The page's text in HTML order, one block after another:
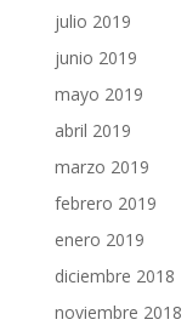
julio 2019
junio 2019
mayo 2019
abril 2019
marzo 2019
febrero 2019
enero 2019
diciembre 2018
noviembre 2018